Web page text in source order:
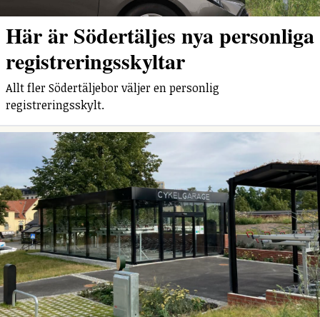
Här är Södertäljes nya personliga
registreringsskyltar
Allt fler Södertäljebor väljer en personlig
registreringsskylt.